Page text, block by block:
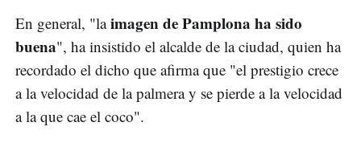
En general, "laimagen de Pamplona ha sido
buena", ha insistido el alcalde de la ciudad, quien ha
recordado el dicho que afirma que "el prestigio crece
a la velocidad de la palmera y se pierde a la velocidad
a la que cae el coco".